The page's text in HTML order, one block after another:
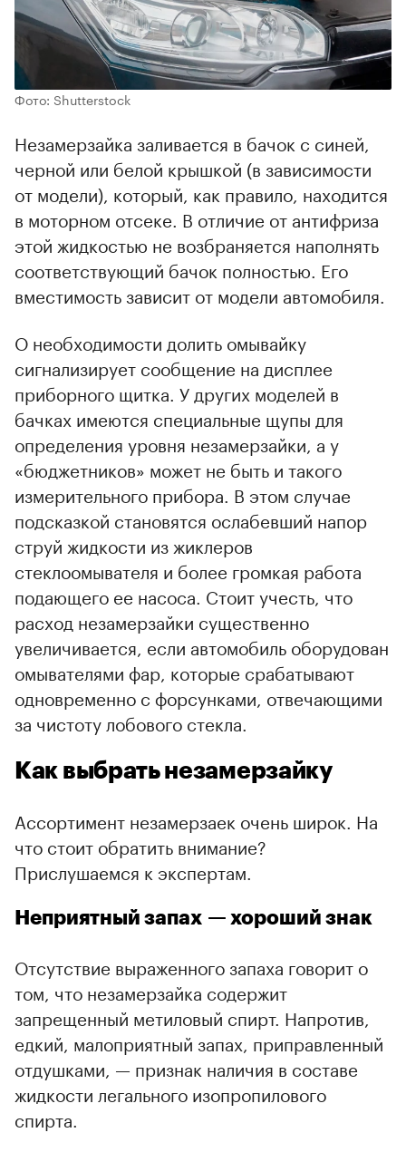
Фото: Shutterstock
Незамерзайка заливается в бачок с синей,
черной или белой крышкой (в зависимости
от модели), который, как правило, находится
в моторном отсеке. В отличие от антифриза
этой жидкостью не возбраняется наполнять
соответствующий бачок полностью. Его
вместимость зависит от модели автомобиля.
О необходимости долить омывайку
сигнализирует сообщение на дисплее
приборного щитка. У других моделей в
бачках имеются специальные щупы для
определения уровня незамерзайки, а у
«бюджетников» может не быть и такого
измерительного прибора. В этом случае
подсказкой становятся ослабевший напор
струй жидкости из жиклеров
стеклоомывателя и более громкая работа
подающего ее насоса. Стоит учесть, что
расход незамерзайки существенно
увеличивается, если автомобиль оборудован
омывателями фар, которые срабатывают
одновременно с форсунками, отвечающими
за чистоту лобового стекла.
Как выбрать незамерзайку
Ассортимент незамерзаек очень широк. На
что стоит обратить внимание?
Прислушаемся к экспертам.
Неприятный запах — хороший знак
Отсутствие выраженного запаха говорит о
том, что незамерзайка содержит
запрещенный метиловый спирт. Напротив,
едкий, малоприятный запах, приправленный
отдушками, — признак наличия в составе
жидкости легального изопропилового
спирта.